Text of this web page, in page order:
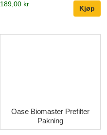
189,00 kr
Oase Biomaster Prefilter
Pakning